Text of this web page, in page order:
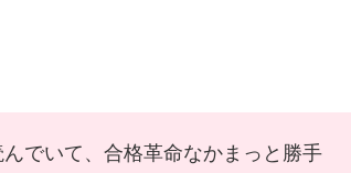
でいて、合格革命なかまっと勝手